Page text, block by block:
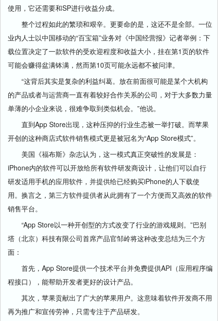
使用，它还需要和SP进行收益分成。
整个过程如此的繁琐和艰辛。更要命的是，这还不是全部。一位
业内人士以中国移动的“百宝箱”业务对《中国经营报》记者举例：下
载位置决定了一款软件的受欢迎程度和收益大小，挂在第1页的软件
可能会赚得盆满钵满，然而第10页可能永远都不被问津。
“这背后其实是复杂的利益纠葛。放在前面很可能是某个大机构
的产品或者与运营商一直有着较好合作关系的公司，对于大多数力量
单薄的小企业来说，很难争取到类似机会。”他说。
直到App Store出现，这种压抑的行业生态被一举打破。而苹果
开创的这种商店式软件销售模式更是被冠名为“App Store模式”。
美国《福布斯》杂志认为，这一模式真正突破性的发展是：
iPhone内的软件可以开放给所有软件研发商设计，让他们可以自行
研发适用手机的应用软件，并提供给已经购买iPhone的人下载使
用。换言之，第三方软件提供者从此拥有了一个方便而又高效的软件
销售平台。
“App Store以一种开创型的方式改变了行业的游戏规则。”巴别
塔（北京）科技有限公司首席产品官邹岭将这种改变总结为三个方
面：
首先，App Store提供一个技术平台并免费提供API（应用程序编
程接口），能帮助开发者更好的设计产品。
其次，苹果贡献出了广大的苹果用户。这意味着软件开发商不用
再为推广和宣传劳神，只需专注于产品研发。